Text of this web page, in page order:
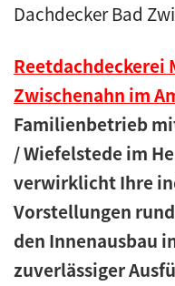
Dachdecker Bad
Reetdachdeckerei
Zwischenahn im
Familienbetrieb
/ Wiefelstede im
verwirklicht Ihre
Vorstellungen
den Innenausbau
zuverlässiger